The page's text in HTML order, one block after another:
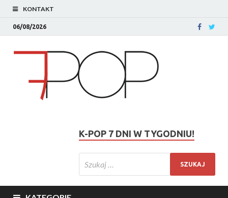
KONTAKT
06/08/2026
K-POP 7 DNI W TYGODNIU!